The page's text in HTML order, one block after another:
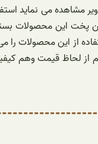
مشاهده می نماید
پخت این محصولات
براساس توان مالی و
از لحاظ قیمت وهم